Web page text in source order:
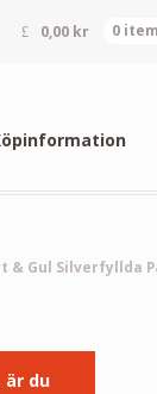
0,00 kr 0
& Gul Silverfyllda
är du